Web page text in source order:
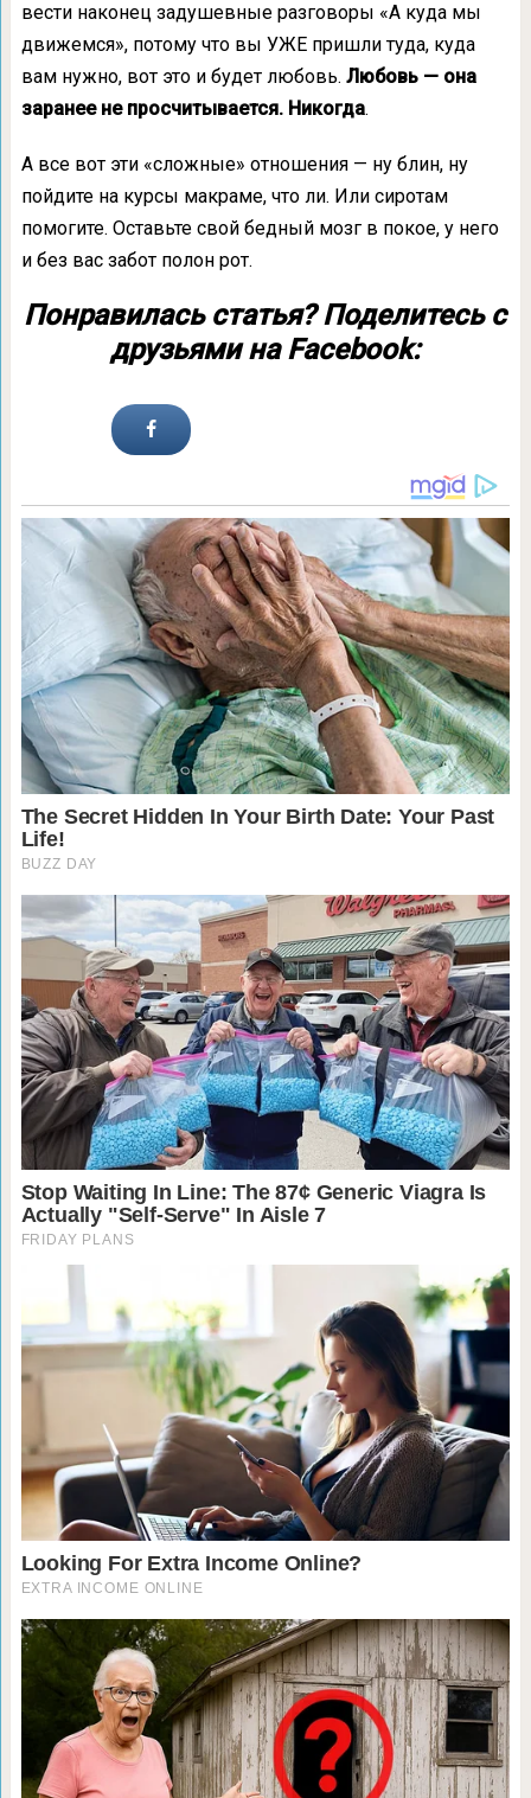
вести наконец задушевные разговоры «А куда мы
движемся», потому что вы УЖЕ пришли туда, куда
вам нужно, вот это и будет любовь. Любовь — она
заранее не просчитывается. Никогда.
А все вот эти «сложные» отношения — ну блин, ну
пойдите на курсы макраме, что ли. Или сиротам
помогите. Оставьте свой бедный мозг в покое, у него
и без вас забот полон рот.
Понравилась статья? Поделитесь с
друзьями на Facebook: